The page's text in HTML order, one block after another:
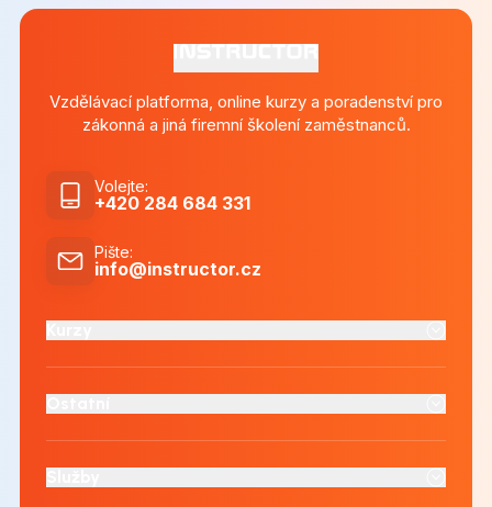
Vzdělávací platforma, online kurzy a poradenství pro
zákonná a jiná firemní školení zaměstnanců.
Volejte:
+420 284 684 331
Pište:
info@instructor.cz